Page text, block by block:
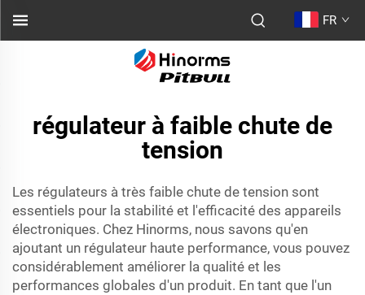
FR
régulateur à faible chute de
tension
Les régulateurs à très faible chute de tension sont
essentiels pour la stabilité et l'efficacité des appareils
électroniques. Chez Hinorms, nous savons qu'en
ajoutant un régulateur haute performance, vous pouvez
considérablement améliorer la qualité et les
performances globales d'un produit. En tant que l'un